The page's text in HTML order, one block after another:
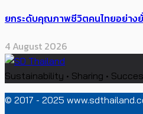
ยกระดับคุณภาพชีวิตคนไทยอย่าง
4 August 2026
Sustainability • Sharing •
© 2017 - 2025